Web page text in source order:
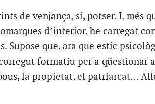
de venjança, sí, potser. I, més
d’interior, he carregat
Supose que, ara que estic
formatiu per a qüestionar
la propietat, el patriarcat…